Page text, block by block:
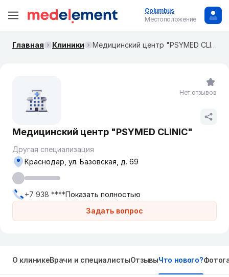
Columbus
Местоположение
Главная Клиники Медицинский центр "PSYMED CLINIC"
Медицинский центр "PSYMED CLINIC"
Другая специализация
Задать вопрос
Краснодар, ул. Базовская, д. 69
+7 938 ****Показать полностью
Нет отзывов
О клиникеВрачи и специалистыОтзывыЧто нового?